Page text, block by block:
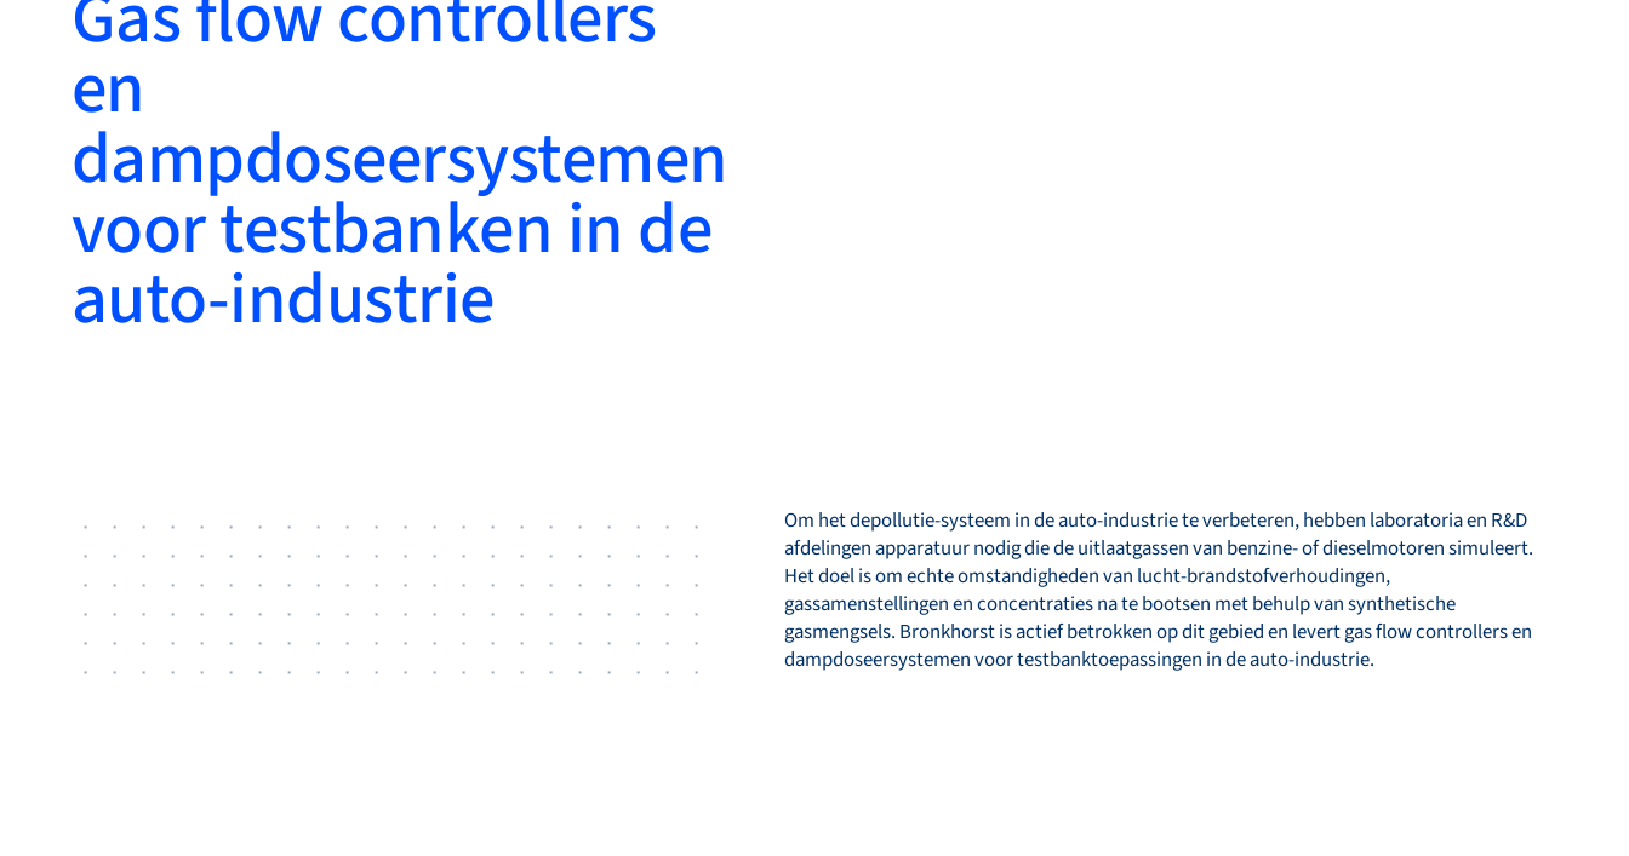
Bronkhorst
Neem contact op
en
dampdoseersystemen
voor testbanken in de
auto-industrie
Om het depollutie-systeem in de auto-industrie te verbeteren, hebben laboratoria en R&D
afdelingen apparatuur nodig die de uitlaatgassen van benzine- of dieselmotoren simuleert.
Het doel is om echte omstandigheden van lucht-brandstofverhoudingen,
gassamenstellingen en concentraties na te bootsen met behulp van synthetische
gasmengsels. Bronkhorst is actief betrokken op dit gebied en levert gas flow controllers en
dampdoseersystemen voor testbanktoepassingen in de auto-industrie.